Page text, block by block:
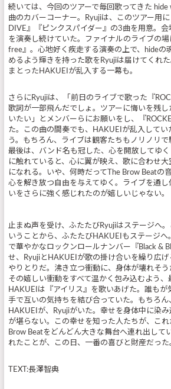
続いては、今回のツアーで毎回歌ってきた hide
曲のカバーコーナー。Ryujiは、このツアー用に
DIVE』『ピンクスパイダー』の3曲を用意。
を演奏し続けていた。ファイナルのライブの
free』。心地好く疾走する演奏の上で、hideの
めるよう輝きを持った歌をRyujiは届けてくれ
まとったHAKUEIが乱入する一幕も。
さらにRyujiは、「前日のライブで歌った『
歌詞が一部飛んだでしょ。ツアーに悔いを残
いたい」とメンバーらにお願いをし、『
た。この曲の間奏でも、HAKUEIが乱入してい
う。もちろん、ライブは観客たちもノリノリで
最後は、バンド名も冠した、心を開放してゆ
に触れていると、心に翼が映え、歌に合わせ
になれる。いや、何時だってThe Brow Beatの
心を解き放つ自由を与えてゆく。ライブを通
いをさらに強く感じれたのが嬉しいじゃない。
止まぬ声を受け、ふたたびRyujiはステージへ
いうことから、ふたたびHAKUEIもステージ
で華やかなロックンロールナンバー『Black &
せ、RyujiとHAKUEIが歌の掛け合いを繰り広
やりとりだ。沸き立つ衝動に、身体が壊れそう
その嬉しい衝動をすべて温かく包み込むよう、
HAKUEIは『アイリス』を歌いあげた。誰もが
手で互いの気持ちを結び合っていた。もちろ
HAKUEIが、Ryujiがいた。幸せを身体中に染
が堪らない。この幸せを知った人たちが、こ
Brow Beatをどんどん大きな舞台へ連れ出して
れたことが、この日、一番の喜びと財産だった
TEXT:長澤智典